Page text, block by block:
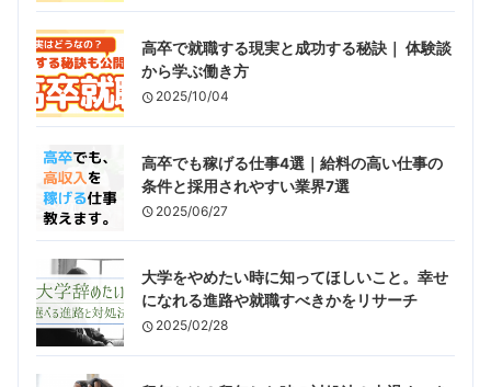
高卒で就職する現実と成功する秘訣｜ 体験談
から学ぶ働き方
2025/10/04
高卒でも稼げる仕事4選｜給料の高い仕事の
条件と採用されやすい業界7選
2025/06/27
大学をやめたい時に知ってほしいこと。幸せ
になれる進路や就職すべきかをリサーチ
2025/02/28